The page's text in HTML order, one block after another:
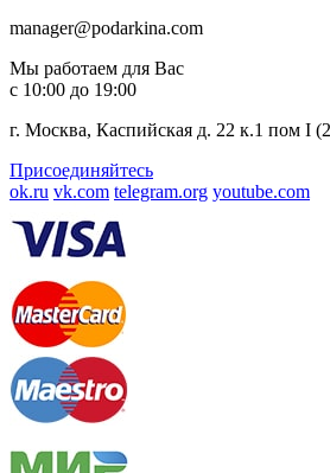
manager@podarkina.com
Мы работаем для Вас
с 10:00 до 19:00
г. Москва, Каспийская д. 22 к.1 пом I
Присоединяйтесь
ok.ru vk.com telegram.org youtube.com